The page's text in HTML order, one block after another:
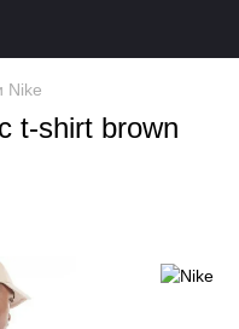
Nike
t-shirt brown